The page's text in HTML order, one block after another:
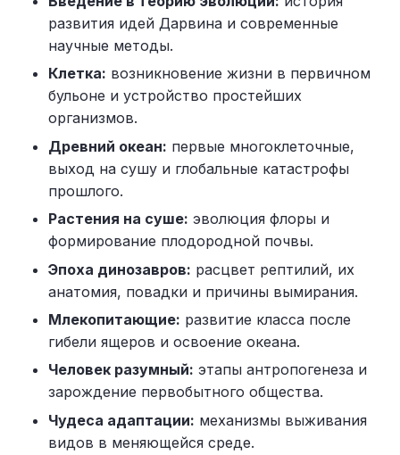
развития идей Дарвина и современные
научные методы.
Клетка: возникновение жизни в первичном
бульоне и устройство простейших
организмов.
Древний океан: первые многоклеточные,
выход на сушу и глобальные катастрофы
прошлого.
Растения на суше: эволюция флоры и
формирование плодородной почвы.
Эпоха динозавров: расцвет рептилий, их
анатомия, повадки и причины вымирания.
Млекопитающие: развитие класса после
гибели ящеров и освоение океана.
Человек разумный: этапы антропогенеза и
зарождение первобытного общества.
Чудеса адаптации: механизмы выживания
видов в меняющейся среде.